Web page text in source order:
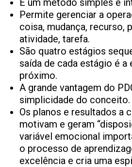
É um método simples e
Permite gerenciar a
coisa, mudança, recurso,
atividade, tarefa.
São quatro estágios
saída de cada estágio é a
próximo.
A grande vantagem do
simplicidade do conceito.
Os planos e resultados a
motivam e geram
variável emocional
o processo de
excelência e cria uma